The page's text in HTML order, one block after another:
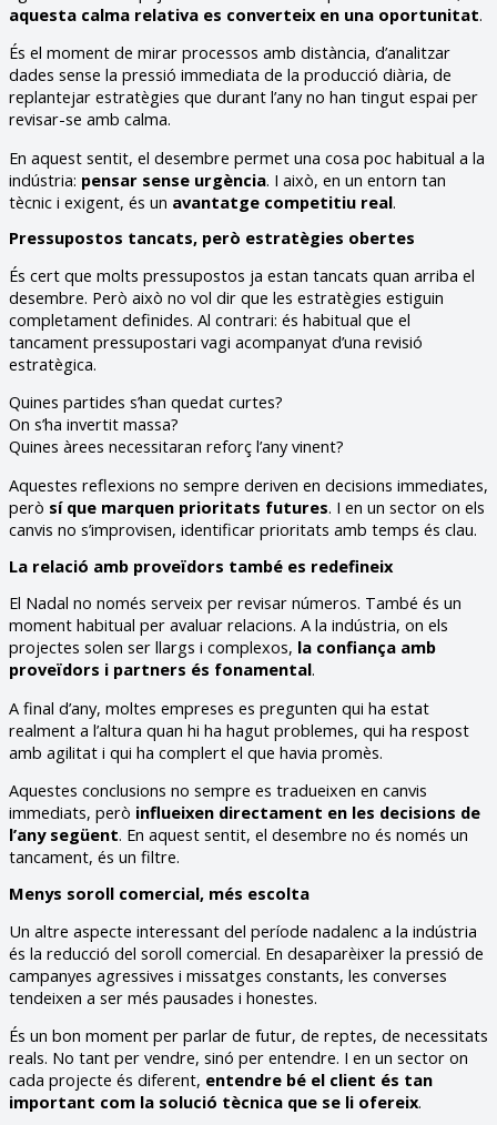
aquesta calma relativa es converteix en una oportunitat.
És el moment de mirar processos amb distància, d’analitzar
dades sense la pressió immediata de la producció diària, de
replantejar estratègies que durant l’any no han tingut espai per
revisar-se amb calma.
En aquest sentit, el desembre permet una cosa poc habitual a la
indústria: pensar sense urgència. I això, en un entorn tan
tècnic i exigent, és un avantatge competitiu real.
Pressupostos tancats, però estratègies obertes
És cert que molts pressupostos ja estan tancats quan arriba el
desembre. Però això no vol dir que les estratègies estiguin
completament definides. Al contrari: és habitual que el
tancament pressupostari vagi acompanyat d’una revisió
estratègica.
Quines partides s’han quedat curtes?
On s’ha invertit massa?
Quines àrees necessitaran reforç l’any vinent?
Aquestes reflexions no sempre deriven en decisions immediates,
però sí que marquen prioritats futures. I en un sector on els
canvis no s’improvisen, identificar prioritats amb temps és clau.
La relació amb proveïdors també es redefineix
El Nadal no només serveix per revisar números. També és un
moment habitual per avaluar relacions. A la indústria, on els
projectes solen ser llargs i complexos, la confiança amb
proveïdors i partners és fonamental.
A final d’any, moltes empreses es pregunten qui ha estat
realment a l’altura quan hi ha hagut problemes, qui ha respost
amb agilitat i qui ha complert el que havia promès.
Aquestes conclusions no sempre es tradueixen en canvis
immediats, però influeixen directament en les decisions de
l’any següent. En aquest sentit, el desembre no és només un
tancament, és un filtre.
Menys soroll comercial, més escolta
Un altre aspecte interessant del període nadalenc a la indústria
és la reducció del soroll comercial. En desaparèixer la pressió de
campanyes agressives i missatges constants, les converses
tendeixen a ser més pausades i honestes.
És un bon moment per parlar de futur, de reptes, de necessitats
reals. No tant per vendre, sinó per entendre. I en un sector on
cada projecte és diferent, entendre bé el client és tan
important com la solució tècnica que se li ofereix.